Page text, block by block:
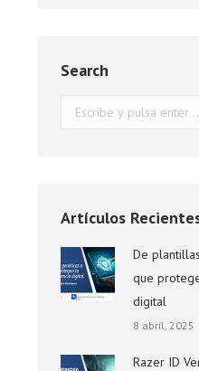
Search
Buscar:
Artículos
De
que
digital
8 abril, 2025
Razer ID